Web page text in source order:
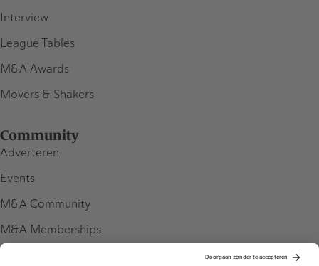
Interview
League Tables
M&A Awards
Movers & Shakers
Community
Adverteren
Events
M&A Community
M&A Memberships